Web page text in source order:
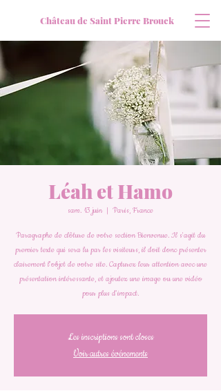
Château de Saint Pierre Brouck
Léah et Hamo
sam. 13 juin
  |
Paris, France
Paragraphe de clôture de votre section Bienvenue. Il s'agit du
premier texte qui sera lu par les visiteurs, il doit donc présenter
clairement l'objet de votre site. Capturez leur attention avec une
présentation intéressante, et ajoutez une image ou une vidéo
pour plus d'impact.
Les inscriptions sont closes
Voir autres événements